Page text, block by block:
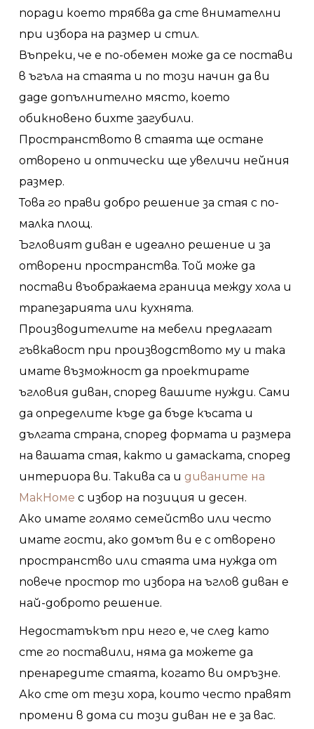
поради което трябва да сте внимателни
при избора на размер и стил.
Въпреки, че е по-обемен може да се постави
в ъгъла на стаята и по този начин да ви
даде допълнително място, което
обикновено бихте загубили.
Пространството в стаята ще остане
отворено и оптически ще увеличи нейния
размер.
Това го прави добро решение за стая с по-
малка площ.
Ъгловият диван е идеално решение и за
отворени пространства. Той може да
постави въображаема граница между хола и
трапезарията или кухнята.
Производителите на мебели предлагат
гъвкавост при производството му и така
имате възможност да проектирате
ъгловия диван, според вашите нужди. Сами
да определите къде да бъде късата и
дългата страна, според формата и размера
на вашата стая, както и дамаската, според
интериора ви. Такива са и диваните на
МакHоме с избор на позиция и десен.
Ако имате голямо семейство или често
имате гости, ако домът ви е с отворено
пространство или стаята има нужда от
повече простор то избора на ъглов диван е
най-доброто решение.
Недостатъкът при него е, че след като
сте го поставили, няма да можете да
пренаредите стаята, когато ви омръзне.
Ако сте от тези хора, които често правят
промени в дома си този диван не е за вас.